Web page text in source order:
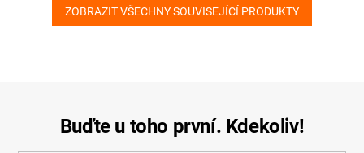
ZOBRAZIT VŠECHNY SOUVISEJÍCÍ PRODUKTY
Buďte u toho první. Kdekoliv!